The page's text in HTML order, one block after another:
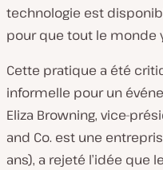
technologie est
pour que tout le monde y
Cette pratique a été
informelle pour un
Eliza Browning, vice-
and Co. est une
ans), a rejeté l’idée que